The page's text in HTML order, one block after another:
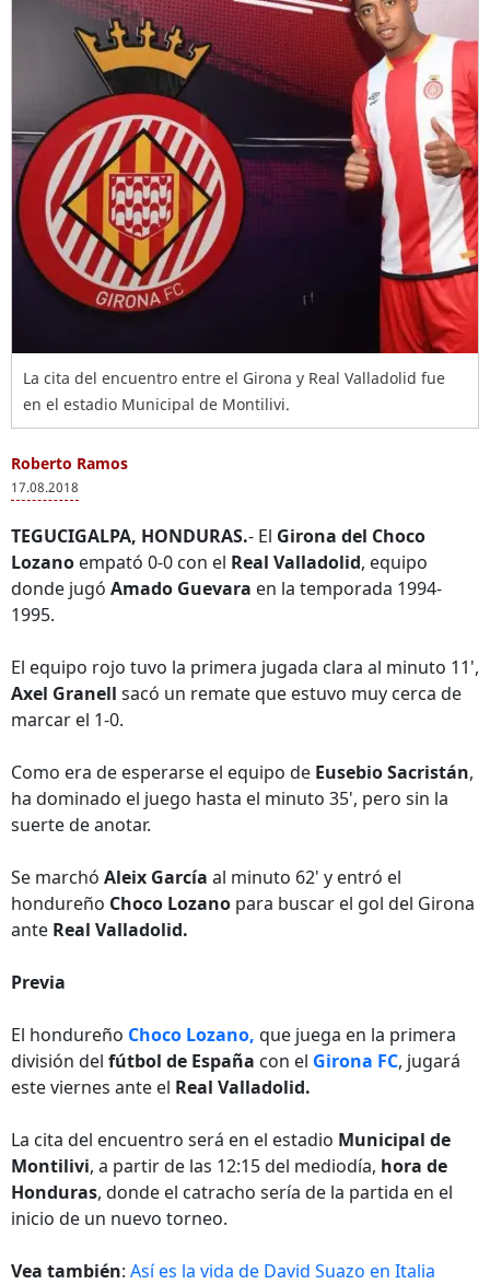
La cita del encuentro entre el Girona y Real Valladolid fue
en el estadio Municipal de Montilivi.
Roberto Ramos
17.08.2018
TEGUCIGALPA, HONDURAS.- El Girona del Choco
Lozano empató 0-0 con el Real Valladolid, equipo
donde jugó Amado Guevara en la temporada 1994-
1995.
El equipo rojo tuvo la primera jugada clara al minuto 11',
Axel Granell sacó un remate que estuvo muy cerca de
marcar el 1-0.
Como era de esperarse el equipo de Eusebio Sacristán,
ha dominado el juego hasta el minuto 35', pero sin la
suerte de anotar.
Se marchó Aleix García al minuto 62' y entró el
hondureño Choco Lozano para buscar el gol del Girona
ante Real Valladolid.
Previa
El hondureño Choco Lozano, que juega en la primera
división del fútbol de España con el Girona FC, jugará
este viernes ante el Real Valladolid.
La cita del encuentro será en el estadio Municipal de
Montilivi, a partir de las 12:15 del mediodía, hora de
Honduras, donde el catracho sería de la partida en el
inicio de un nuevo torneo.
Vea también: Así es la vida de David Suazo en Italia